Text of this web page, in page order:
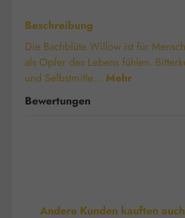
Beschreibung
Die Bachblüte Willow ist für
als Opfer des Lebens fühlen.
und Selbstmitle… Mehr
Bewertungen
Produktgalerie überspringen
Andere Kunden kauften